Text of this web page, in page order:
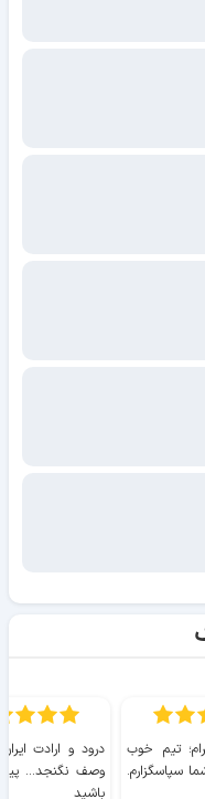
تیم خوب
سپاسگزارم.
درود و ارادت
وصف نگنجد...
باشید